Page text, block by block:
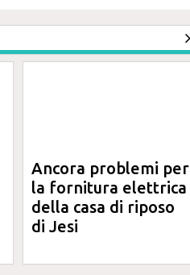
Ancora problemi per
la fornitura elettrica
della casa di riposo
di Jesi